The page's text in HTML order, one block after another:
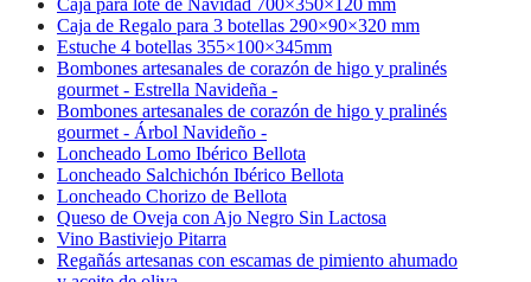
Caja de Regalo para 3 botellas 290×90×320 mm
Estuche 4 botellas 355×100×345mm
Bombones artesanales de corazón de higo y pralinés
gourmet - Estrella Navideña -
Bombones artesanales de corazón de higo y pralinés
gourmet - Árbol Navideño -
Loncheado Lomo Ibérico Bellota
Loncheado Salchichón Ibérico Bellota
Loncheado Chorizo de Bellota
Queso de Oveja con Ajo Negro Sin Lactosa
Vino Bastiviejo Pitarra
Regañás artesanas con escamas de pimiento ahumado